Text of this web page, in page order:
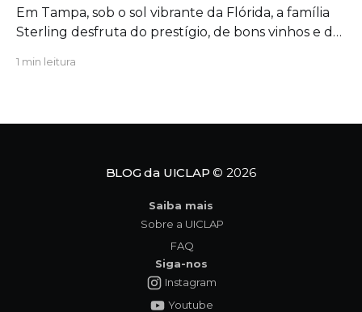
Em Tampa, sob o sol vibrante da Flórida, a família
Sterling desfruta do prestígio, de bons vinhos e de
trás das portas fechadas da mansão, segredos
ressurge com um
1 min leitura
BLOG da UICLAP © 2026
Saiba mais
Sobre a UICLAP
FAQ
Siga-nos
Instagram
Youtube